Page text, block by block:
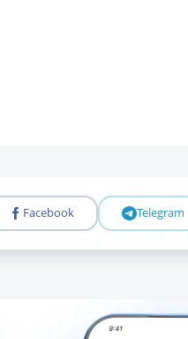
Facebook Telegram